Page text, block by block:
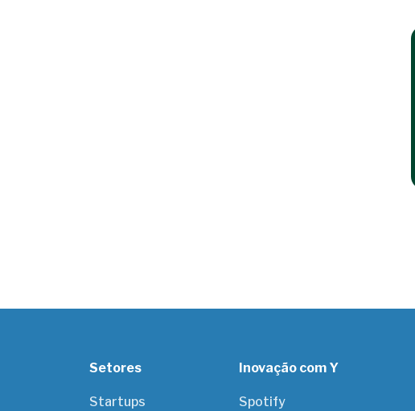
Setores
Startups
Inovação com Y
Spotify